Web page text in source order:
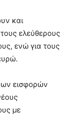
και
ελεύθερους
ενώ για τους
εισφορών
με